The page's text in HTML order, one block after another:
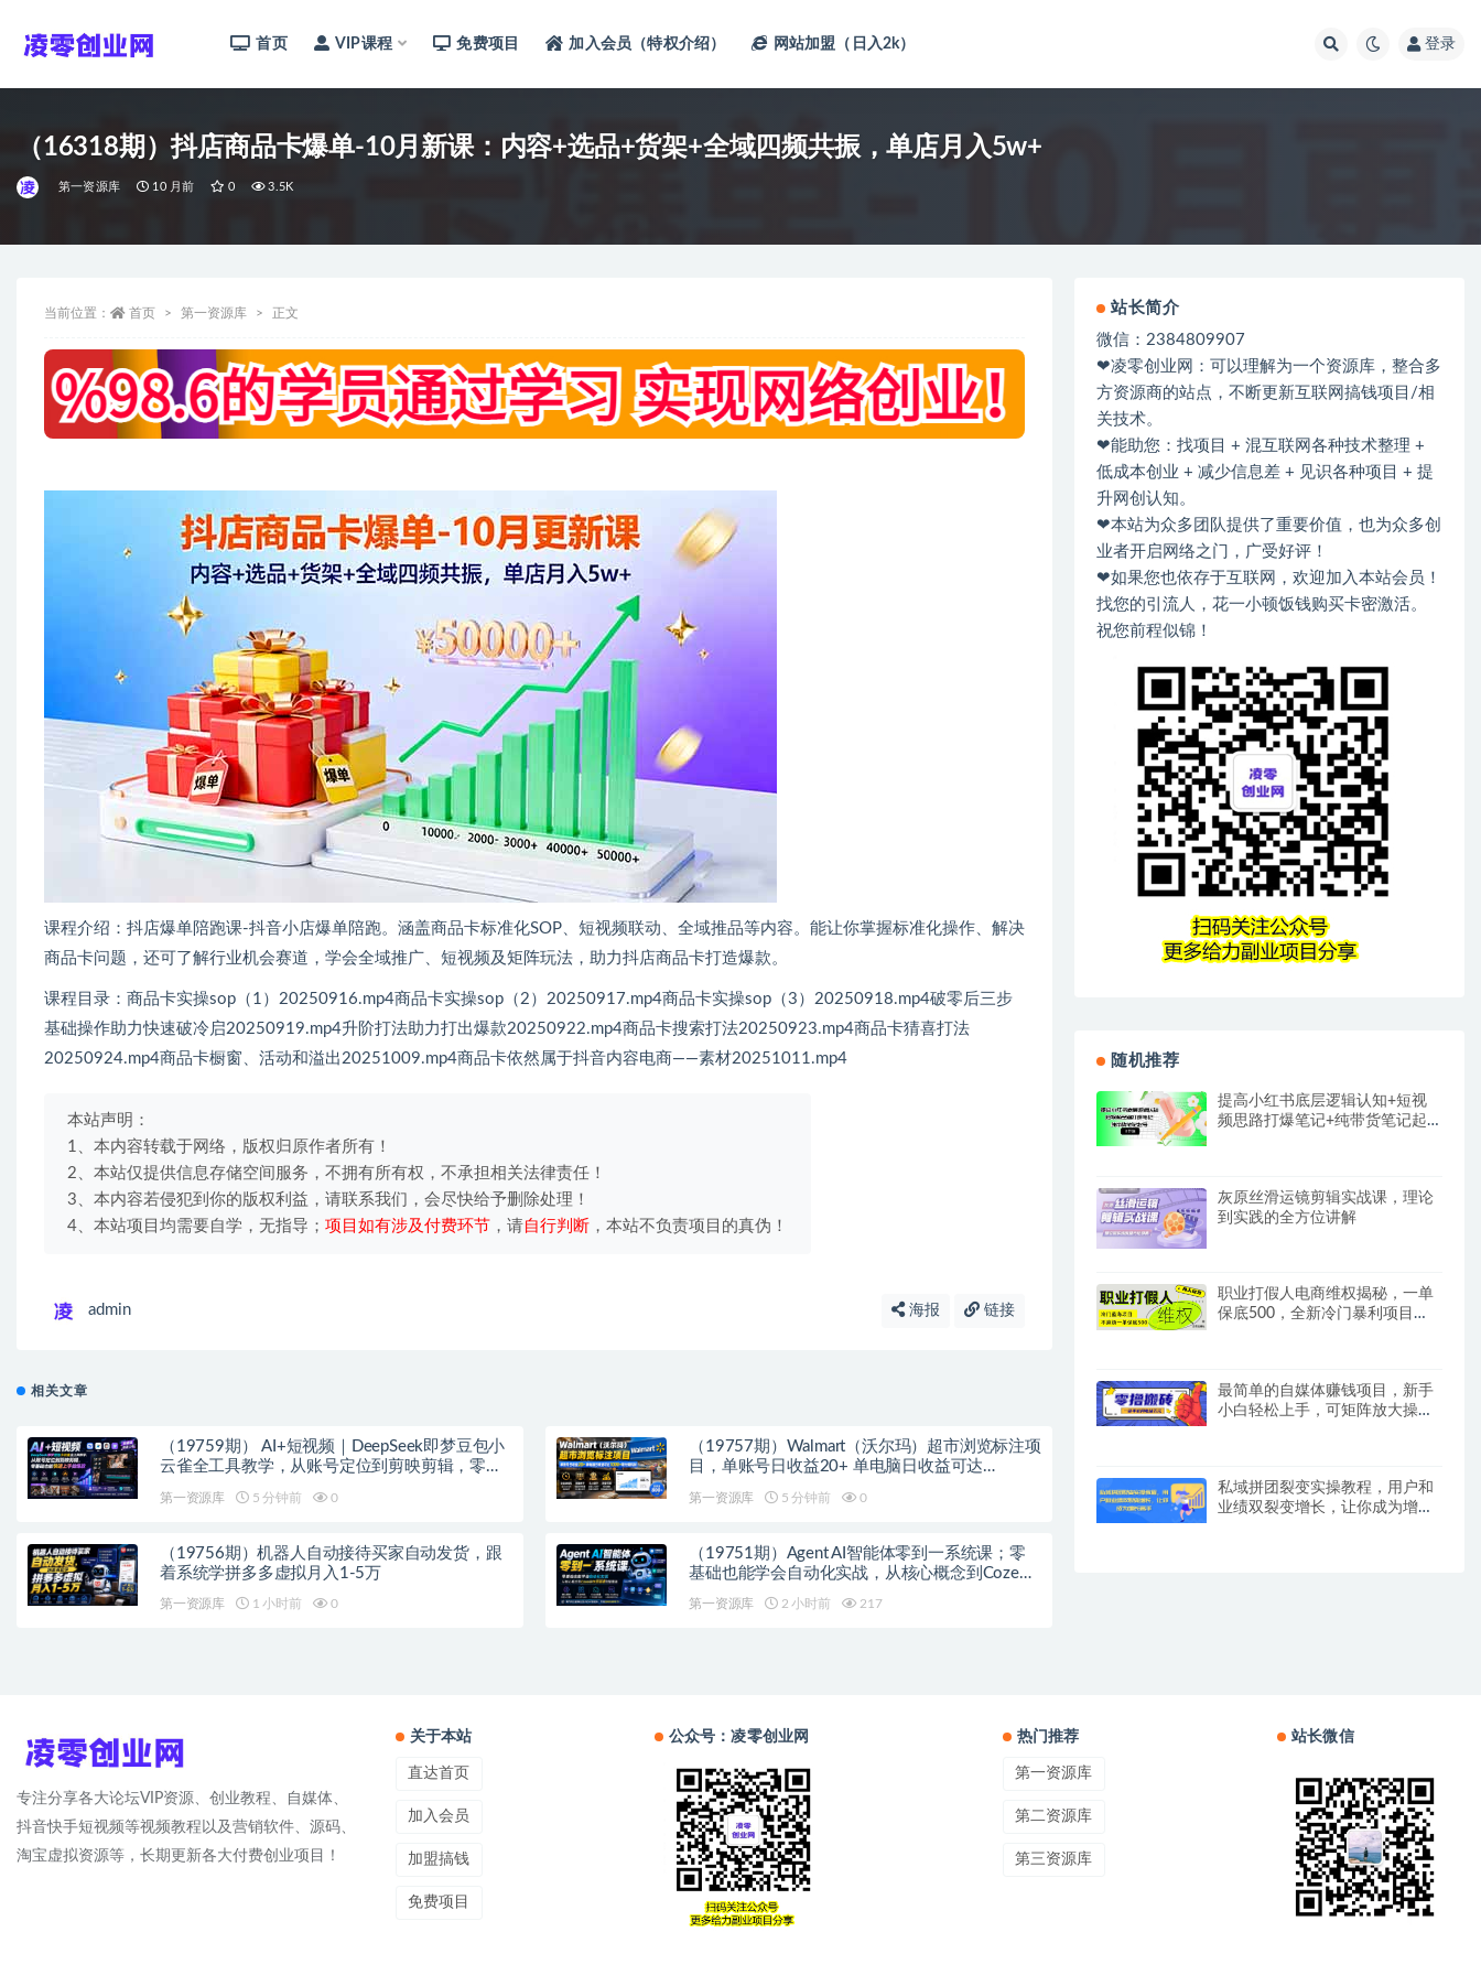
首页 VIP课程 免费项目 加入会员（特权介绍） 网站加盟（日入2k） 登录
（16318期）抖店商品卡爆单-10月新课：内容+选品+货架+全域四频共振，单店月入5w+
第一资源库 10 月前 0 3.5K
当前位置： 首页 第一资源库 正文
课程介绍：抖店爆单陪跑课-抖音小店爆单陪跑。涵盖商品卡标准化SOP、短视频联动、全域推品等内容。能让你掌握标准化操作、解决
商品卡问题，还可了解行业机会赛道，学会全域推广、短视频及矩阵玩法，助力抖店商品卡打造爆款。
课程目录：商品卡实操sop（1）20250916.mp4商品卡实操sop（2）20250917.mp4商品卡实操sop（3）20250918.mp4破零后三步
基础操作助力快速破冷启20250919.mp4升阶打法助力打出爆款20250922.mp4商品卡搜索打法20250923.mp4商品卡猜喜打法
20250924.mp4商品卡橱窗、活动和溢出20251009.mp4商品卡依然属于抖音内容电商——素材20251011.mp4
本站声明：
1、本内容转载于网络，版权归原作者所有！
2、本站仅提供信息存储空间服务，不拥有所有权，不承担相关法律责任！
3、本内容若侵犯到你的版权利益，请联系我们，会尽快给予删除处理！
4、本站项目均需要自学，无指导； 项目如有涉及付费环节 ，请自行判断 ，本站不负责项目的真伪！
admin 海报 链接
相关文章
（19759期） AI+短视频｜DeepSeek即梦豆包小
云雀全工具教学，从账号定位到剪映剪辑，零基
第一资源库 5 分钟前 0
（19757期）Walmart（沃尔玛）超市浏览标注项
目，单账号日收益20+ 单电脑日收益可达
第一资源库 5 分钟前 0
（19756期）机器人自动接待买家自动发货，跟
着系统学拼多多虚拟月入1-5万
第一资源库 1 小时前 0
（19751期）Agent AI智能体零到一系统课；零
基础也能学会自动化实战，从核心概念到Coze工
第一资源库 2 小时前 217
站长简介
微信：2384809907
❤凌零创业网：可以理解为一个资源库，整合多
方资源商的站点，不断更新互联网搞钱项目/相
关技术。
❤能助您：找项目 + 混互联网各种技术整理 +
低成本创业 + 减少信息差 + 见识各种项目 + 提
升网创认知。
❤本站为众多团队提供了重要价值，也为众多创
业者开启网络之门，广受好评！
❤如果您也依存于互联网，欢迎加入本站会员！
找您的引流人，花一小顿饭钱购买卡密激活。
祝您前程似锦！
随机推荐
提高小红书底层逻辑认知+短视
频思路打爆笔记+纯带货笔记起
灰原丝滑运镜剪辑实战课，理论
到实践的全方位讲解
职业打假人电商维权揭秘，一单
保底500，全新冷门暴利项目
最简单的自媒体赚钱项目，新手
小白轻松上手，可矩阵放大操
私域拼团裂变实操教程，用户和
业绩双裂变增长，让你成为增长
专注分享各大论坛VIP资源、创业教程、自媒体、
抖音快手短视频等视频教程以及营销软件、源码、
淘宝虚拟资源等，长期更新各大付费创业项目！
关于本站
直达首页
加入会员
加盟搞钱
免费项目
公众号：凌零创业网 热门推荐
第一资源库
第二资源库
第三资源库
站长微信